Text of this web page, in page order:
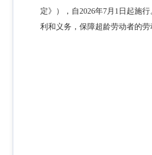
定》），自2026年7月1日起施
利和义务，保障超龄劳动者的